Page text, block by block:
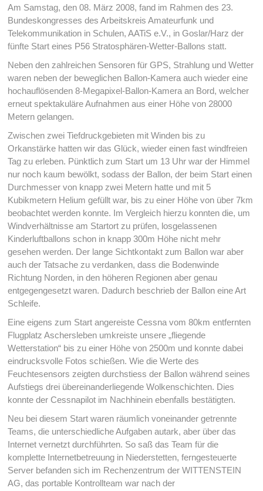
Am Samstag, den 08. März 2008, fand im Rahmen des 23.
Bundeskongresses des Arbeitskreis Amateurfunk und
Telekommunikation in Schulen, AATiS e.V., in Goslar/Harz der
fünfte Start eines P56 Stratosphären-Wetter-Ballons statt.
Neben den zahlreichen Sensoren für GPS, Strahlung und Wetter
waren neben der beweglichen Ballon-Kamera auch wieder eine
hochauflösenden 8-Megapixel-Ballon-Kamera an Bord, welcher
erneut spektakuläre Aufnahmen aus einer Höhe von 28000
Metern gelangen.
Zwischen zwei Tiefdruckgebieten mit Winden bis zu
Orkanstärke hatten wir das Glück, wieder einen fast windfreien
Tag zu erleben. Pünktlich zum Start um 13 Uhr war der Himmel
nur noch kaum bewölkt, sodass der Ballon, der beim Start einen
Durchmesser von knapp zwei Metern hatte und mit 5
Kubikmetern Helium gefüllt war, bis zu einer Höhe von über 7km
beobachtet werden konnte. Im Vergleich hierzu konnten die, um
Windverhältnisse am Startort zu prüfen, losgelassenen
Kinderluftballons schon in knapp 300m Höhe nicht mehr
gesehen werden. Der lange Sichtkontakt zum Ballon war aber
auch der Tatsache zu verdanken, dass die Bodenwinde
Richtung Norden, in den höheren Regionen aber genau
entgegengesetzt waren. Dadurch beschrieb der Ballon eine Art
Schleife.
Eine eigens zum Start angereiste Cessna vom 80km entfernten
Flugplatz Aschersleben umkreiste unsere „fliegende
Wetterstation“ bis zu einer Höhe von 2500m und konnte dabei
eindrucksvolle Fotos schießen. Wie die Werte des
Feuchtesensors zeigten durchstiess der Ballon während seines
Aufstiegs drei übereinanderliegende Wolkenschichten. Dies
konnte der Cessnapilot im Nachhinein ebenfalls bestätigten.
Neu bei diesem Start waren räumlich voneinander getrennte
Teams, die unterschiedliche Aufgaben autark, aber über das
Internet vernetzt durchführten. So saß das Team für die
komplette Internetbetreuung in Niederstetten, ferngesteuerte
Server befanden sich im Rechenzentrum der WITTENSTEIN
AG, das portable Kontrollteam war nach der